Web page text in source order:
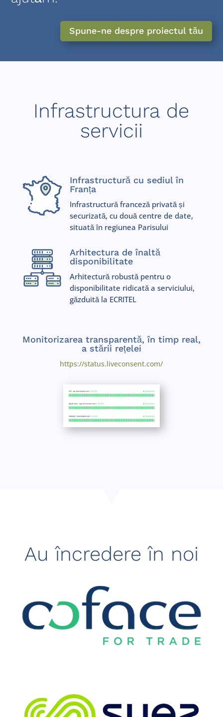
Spune-ne despre proiectul tău
Infrastructura de
servicii
Infrastructură cu sediul în
Franța
Infrastructură franceză privată și
securizată, cu două centre de date,
situată în regiunea Parisului
Arhitectura de înaltă
disponibilitate
Arhitectură robustă pentru o
disponibilitate ridicată a serviciului,
găzduită la ECRITEL
Monitorizarea transparentă, în timp real,
a stării rețelei
https://status.liveconsent.com/
Au încredere în noi